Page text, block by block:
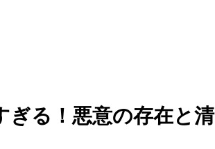
ぎる！悪意の存在と清